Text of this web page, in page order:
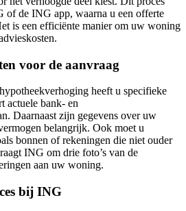
de ING app, waarna u een offerte
is een efficiënte manier om uw woning
voor de aanvraag
heeft u specifieke
actuele bank- en
Daarnaast zijn gegevens over uw
belangrijk. Ook moet u
bonnen of rekeningen die niet ouder
ING om drie foto’s van de
aan uw woning.
bij ING